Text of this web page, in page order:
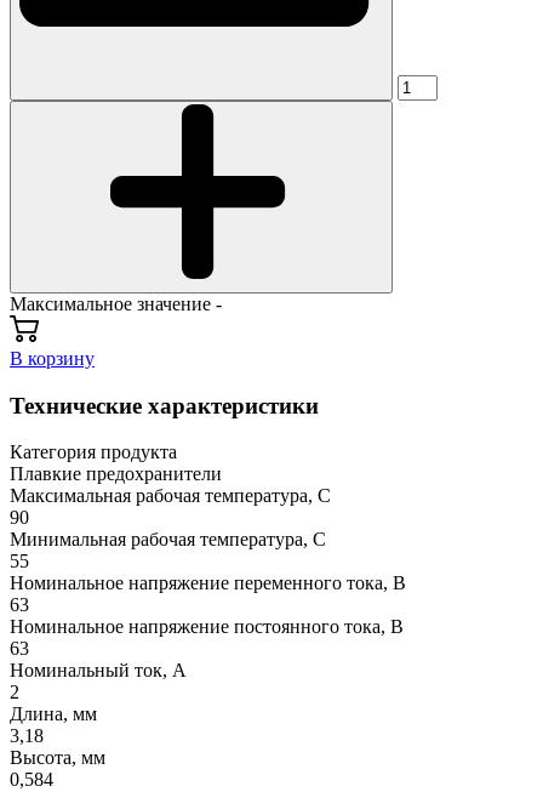
Максимальное значение -
В корзину
Технические характеристики
Категория продукта
Плавкие предохранители
Максимальная рабочая температура, C
90
Минимальная рабочая температура, C
55
Номинальное напряжение переменного тока, В
63
Номинальное напряжение постоянного тока, В
63
Номинальный ток, А
2
Длина, мм
3,18
Высота, мм
0,584